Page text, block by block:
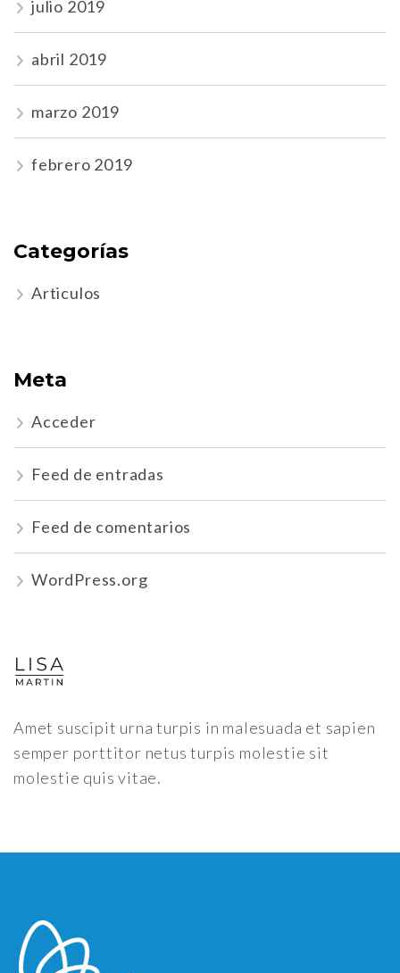
julio 2019
abril 2019
marzo 2019
febrero 2019
Categorías
Articulos
Meta
Acceder
Feed de entradas
Feed de comentarios
WordPress.org
Amet suscipit urna turpis in malesuada et sapien
semper porttitor netus turpis molestie sit
molestie quis vitae.